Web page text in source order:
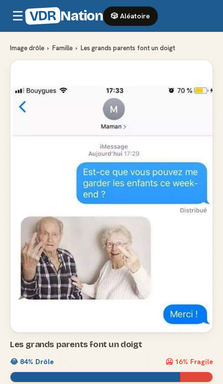
☰ VDR Nation 🎲 Aléatoire
Image drôle › Famille › Les grands parents font un doigt
Les grands parents font un doigt
😂 84% Drôle 🥶 16% Fragile